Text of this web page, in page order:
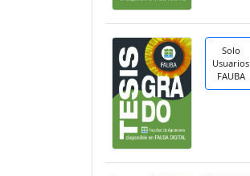
Solo
Usuarios
FAUBA